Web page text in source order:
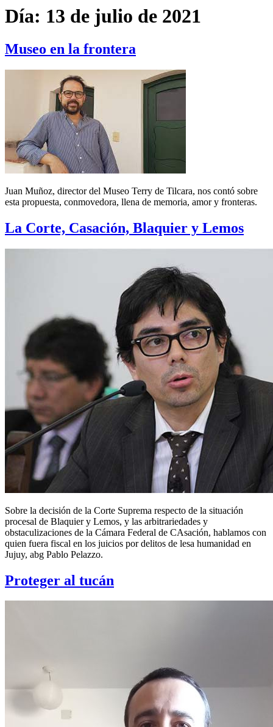
Día: 13 de julio de 2021
Museo en la frontera
Juan Muñoz, director del Museo Terry de Tilcara, nos contó sobre
esta propuesta, conmovedora, llena de memoria, amor y fronteras.
La Corte, Casación, Blaquier y Lemos
Sobre la decisión de la Corte Suprema respecto de la situación
procesal de Blaquier y Lemos, y las arbitrariedades y
obstaculizaciones de la Cámara Federal de CAsación, hablamos con
quien fuera fiscal en los juicios por delitos de lesa humanidad en
Jujuy, abg Pablo Pelazzo.
Proteger al tucán